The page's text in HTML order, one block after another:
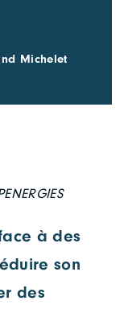
à des
son
des
Michelet